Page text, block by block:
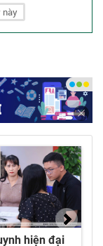
này